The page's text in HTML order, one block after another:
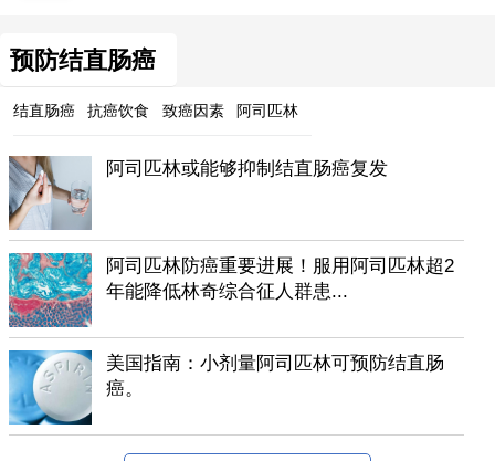
预防结直肠癌
结直肠癌 抗癌饮食 致癌因素 阿司匹林
阿司匹林或能够抑制结直肠癌复发
阿司匹林防癌重要进展！服用阿司匹林超2
年能降低林奇综合征人群患...
美国指南：小剂量阿司匹林可预防结直肠
癌。